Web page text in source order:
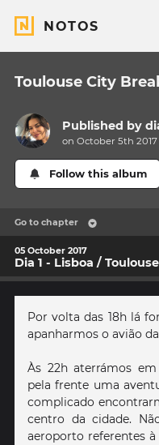
NOTOS
Toulouse City
Published by
on October 5th 2017
Follow this album
Go to chapter
05 October 2017
Dia 1 - Lisboa / Toulouse
Por volta das 18h lá
apanharmos o avião
Às 22h aterrámos
pela frente uma
complicado
centro da cidade.
aeroporto referentes